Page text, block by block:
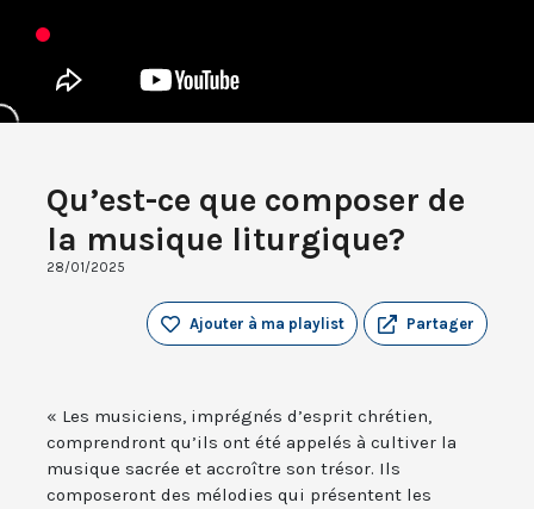
Qu’est-ce que composer de
la musique liturgique?
28/01/2025
Partager
Ajouter à ma playlist
« Les musiciens, imprégnés d’esprit chrétien,
comprendront qu’ils ont été appelés à cultiver la
musique sacrée et accroître son trésor. Ils
composeront des mélodies qui présentent les